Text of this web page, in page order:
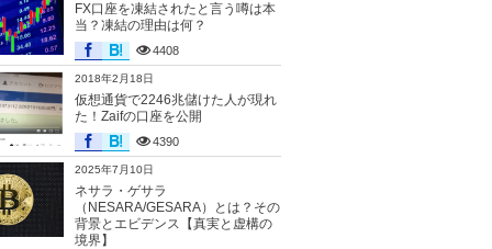
FX口座を凍結されたと言う噂は本
当？凍結の理由は何？
4408
2018年2月18日
仮想通貨で2246兆儲けた人が現れ
た！Zaifの口座を公開
4390
2025年7月10日
ネサラ・ゲサラ
（NESARA/GESARA）とは？その
背景とエビデンス【真実と虚構の
境界】